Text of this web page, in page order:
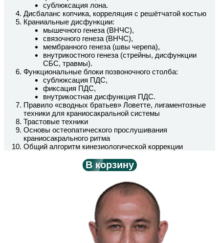
сублюксация лона.
Дисбаланс копчика, корреляция с решётчатой костью
Краниальные дисфункции:
мышечного генеза (ВНЧС),
связочного генеза (ВНЧС),
мембранного генеза (швы черепа),
внутрикостного генеза (стрейны, дисфункции
СБС, травмы).
Функциональные блоки позвоночного столба:
сублюксация ПДС,
фиксация ПДС,
внутрикостная дисфункция ПДС.
Правило «сводных братьев» Ловетте, лигаментозные
техники для краниосакральной системы
Трастовые техники
Основы остеопатического прослушивания
краниосакрального ритма
Общий алгоритм кинезиологической коррекции
В корзину